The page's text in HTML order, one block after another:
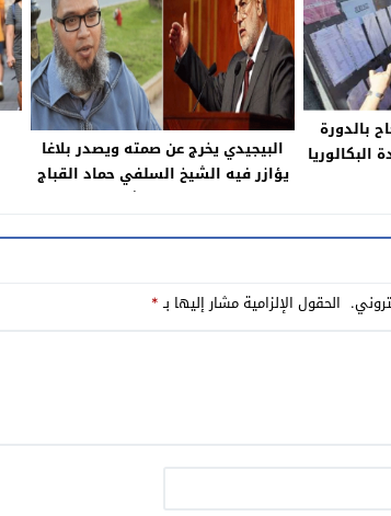
بالدورة
البكالوريا
وهذه
البيجيدي يخرج عن صمته ويصدر بلاغا
يؤازر فيه الشيخ السلفي حماد القباج
ويستغرب لحرمان الشيخ من حقه
الحقول الإلزامية مشار إليها بـ*